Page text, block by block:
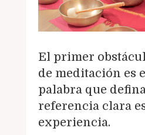
El primer
de meditación es
palabra que
referencia clara
experiencia.